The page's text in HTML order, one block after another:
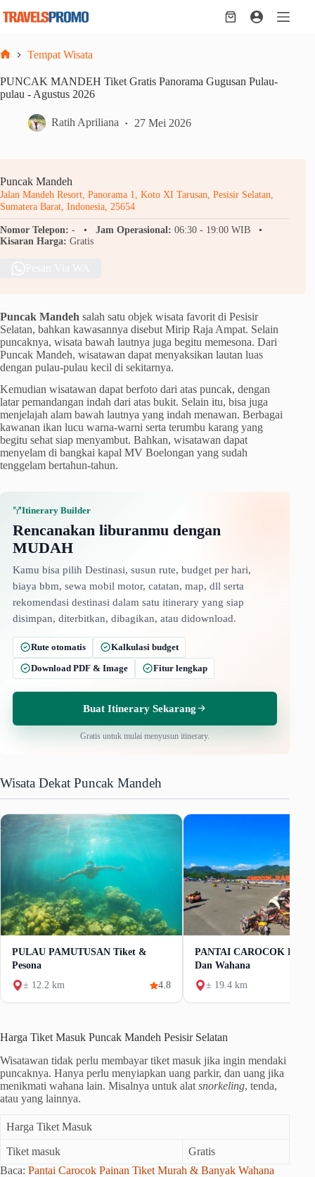
Shopping
Tempat Wisata
PUNCAK MANDEH Tiket Gratis Panorama Gugusan Pulau-
pulau - Agustus 2026
Ratih Apriliana 27 Mei 2026
Puncak Mandeh
Jalan Mandeh Resort, Panorama 1, Koto XI Tarusan, Pesisir Selatan,
Sumatera Barat, Indonesia, 25654
Nomor Telepon: - Jam Operasional: 06:30 - 19:00 WIB
Kisaran Harga: Gratis
Puncak Mandeh salah satu objek wisata favorit di Pesisir
Selatan, bahkan kawasannya disebut Mirip Raja Ampat. Selain
puncaknya, wisata bawah lautnya juga begitu memesona. Dari
Puncak Mandeh, wisatawan dapat menyaksikan lautan luas
dengan pulau-pulau kecil di sekitarnya.
Kemudian wisatawan dapat berfoto dari atas puncak, dengan
latar pemandangan indah dari atas bukit. Selain itu, bisa juga
menjelajah alam bawah lautnya yang indah menawan. Berbagai
kawanan ikan lucu warna-warni serta terumbu karang yang
begitu sehat siap menyambut. Bahkan, wisatawan dapat
menyelam di bangkai kapal MV Boelongan yang sudah
tenggelam bertahun-tahun.
Itinerary Builder
Rencanakan liburanmu dengan
MUDAH
Kamu bisa pilih Destinasi, susun rute, budget per hari,
biaya bbm, sewa mobil motor, catatan, map, dll serta
rekomendasi destinasi dalam satu itinerary yang siap
disimpan, diterbitkan, dibagikan, atau didownload.
Rute otomatis
Kalkulasi budget
Download PDF & Image
Fitur lengkap
Buat Itinerary Sekarang
Gratis untuk mulai menyusun itinerary.
Wisata Dekat Puncak Mandeh
PULAU PAMUTUSAN Tiket &
Pesona
± 12.2 km
4.8
PANTAI CAROCOK
Dan Wahana
± 19.4 km
Harga Tiket Masuk Puncak Mandeh Pesisir Selatan
Wisatawan tidak perlu membayar tiket masuk jika ingin mendaki
puncaknya. Hanya perlu menyiapkan uang parkir, dan uang jika
menikmati wahana lain. Misalnya untuk alat snorkeling, tenda,
atau yang lainnya.
Harga Tiket Masuk
Tiket masuk
Gratis
Baca: Pantai Carocok Painan Tiket Murah & Banyak Wahana